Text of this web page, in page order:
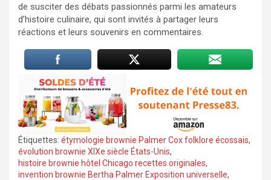
de susciter des débats passionnés parmi les amateurs
d’histoire culinaire, qui sont invités à partager leurs
réactions et leurs souvenirs en commentaires.
Étiquettes: étymologie brownie Palmer Cox folklore écossais,
évolution brownie XIXe siècle États-Unis,
histoire brownie hôtel Chicago recettes originales,
invention brownie Bertha Palmer Exposition universelle,